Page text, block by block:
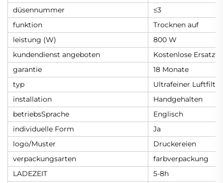
düsennummer
≤3
funktion
Trocknen auf
leistung (W)
800 W
kundendienst angeboten
Kostenlose
garantie
18 Monate
typ
Ultrafeiner Luftfilter
installation
Handgehalten
betriebsSprache
Englisch
individuelle Form
Ja
logo/Muster
Druckereien
verpackungsarten
farbverpackung
LADEZEIT
5-8h